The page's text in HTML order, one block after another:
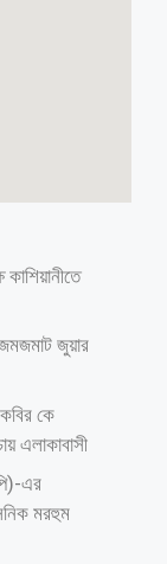
হত্যার চাঞ্চল্যকর
গ্রেপ্তার করেছে
সবাই গ্রেপ্তার
থেকে আরমানকে
হয়। গাজীপুর
জানান, সিসিটিভি
আরমান, যিনি তুহিন
তাকে খুঁজছিল। এর
ড. মো.
বিশ্লেষণ করে
গেছে। তখন